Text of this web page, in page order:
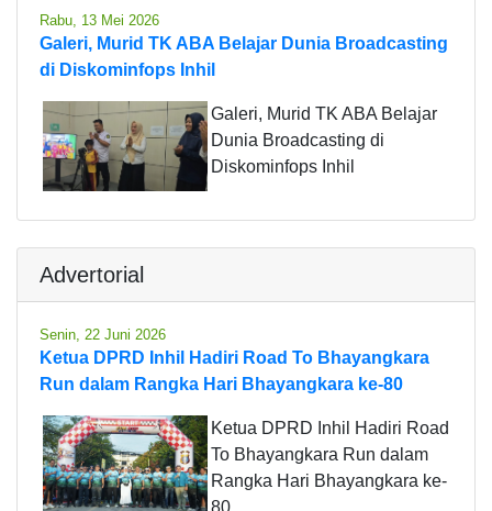
Rabu, 13 Mei 2026
Galeri, Murid TK ABA Belajar Dunia Broadcasting
di Diskominfops Inhil
Galeri, Murid TK ABA Belajar
Dunia Broadcasting di
Diskominfops Inhil
Advertorial
Senin, 22 Juni 2026
Ketua DPRD Inhil Hadiri Road To Bhayangkara
Run dalam Rangka Hari Bhayangkara ke-80
Ketua DPRD Inhil Hadiri Road
To Bhayangkara Run dalam
Rangka Hari Bhayangkara ke-
80.